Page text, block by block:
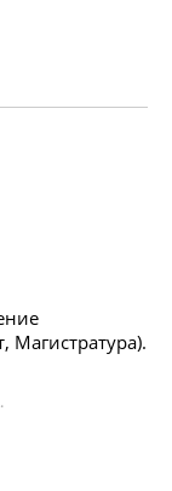
Магистратура).